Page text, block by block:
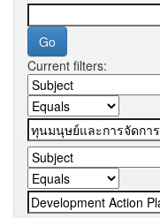
Current filters: